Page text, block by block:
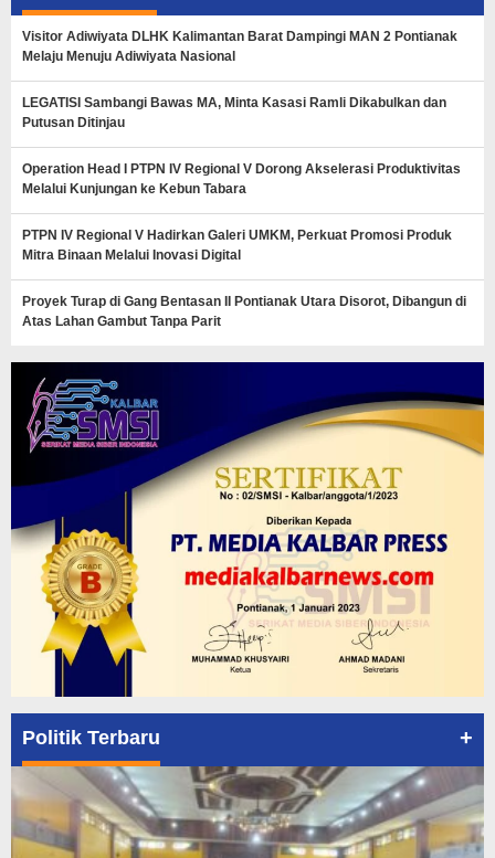
Visitor Adiwiyata DLHK Kalimantan Barat Dampingi MAN 2 Pontianak
Melaju Menuju Adiwiyata Nasional
LEGATISI Sambangi Bawas MA, Minta Kasasi Ramli Dikabulkan dan
Putusan Ditinjau
Operation Head I PTPN IV Regional V Dorong Akselerasi Produktivitas
Melalui Kunjungan ke Kebun Tabara
PTPN IV Regional V Hadirkan Galeri UMKM, Perkuat Promosi Produk
Mitra Binaan Melalui Inovasi Digital
Proyek Turap di Gang Bentasan II Pontianak Utara Disorot, Dibangun di
Atas Lahan Gambut Tanpa Parit
Politik Terbaru +